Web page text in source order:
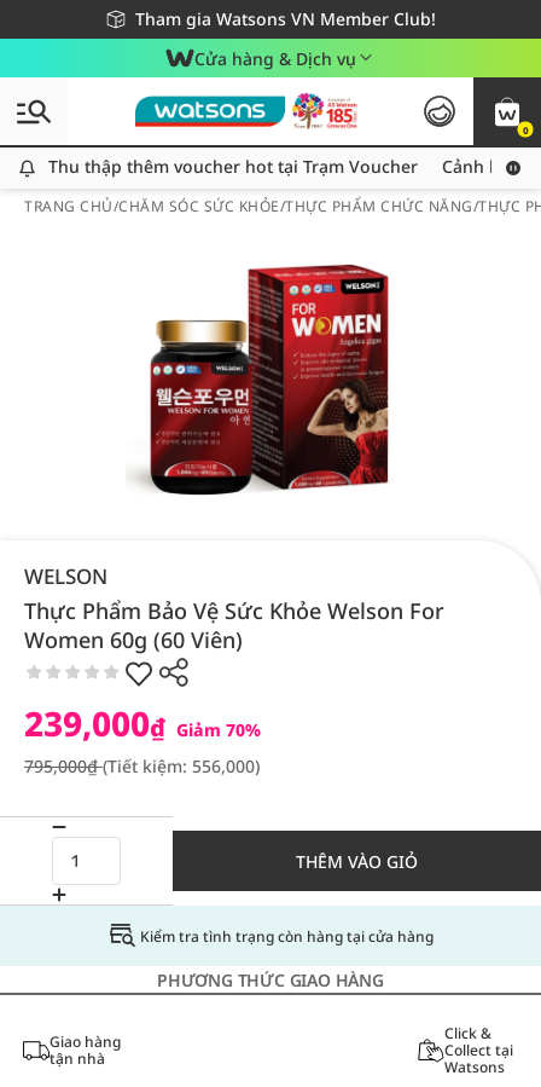
Tham gia Watsons VN Member Club!
Miễn phí giao hàng cho đơn hàng từ 249,000Đ
Giao hàng nhanh 24h - Áp dụng khu vực TP. Hồ Chí Minh
Cửa hàng & Dịch vụ
0
Thu thập thêm voucher hot tại Trạm Voucher
Thu thập thêm voucher hot tại Trạm Voucher Cảnh báo
TRANG CHỦ/CHĂM SÓC SỨC KHỎE/THỰC PHẨM CHỨC NĂNG/THỰC
WELSON
Thực Phẩm Bảo Vệ Sức Khỏe Welson For
Women 60g (60 Viên)
239,000₫ Giảm 70%
795,000₫(Tiết kiệm: 556,000)
THÊM VÀO GIỎ
Kiểm tra tình trạng còn hàng tại cửa hàng
PHƯƠNG THỨC GIAO HÀNG
Giao hàng
tận nhà
Click &
Collect tại
Watsons